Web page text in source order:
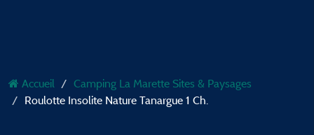
Accueil
Camping La Marette Sites & Paysages
Roulotte Insolite Nature Tanargue 1 Ch.